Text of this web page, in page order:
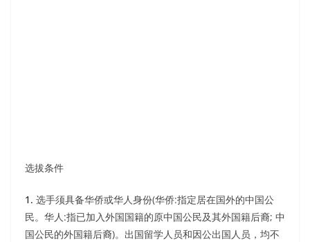
选拔条件
1. 选手须具备华侨或华人身份(华侨:指定居在国外的中国公
民。华人:指已加入外国国籍的原中国公民及其外国籍后裔; 中
国公民的外国籍后裔)。出国留学人员和因公出国人员，均不